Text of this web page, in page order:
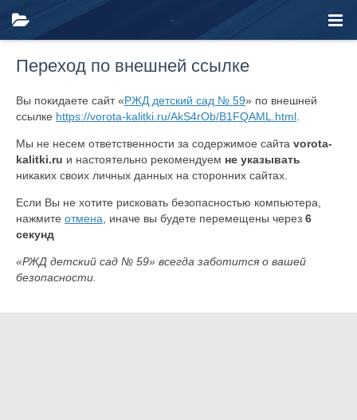
Переход по внешней ссылке
Вы покидаете сайт «РЖД детский сад № 59» по внешней
ссылке https://vorota-kalitki.ru/AkS4rOb/B1FQAML.html
Мы не несем ответственности за содержимое сайта vorota-
kalitki.ru и настоятельно рекомендуем не указывать
никаких своих личных данных на сторонних сайтах.
Если Вы не хотите рисковать безопасностью компьютера,
нажмите отмена , иначе вы будете перемещены через 6
секунд
«РЖД детский сад № 59» всегда заботится о вашей
безопасности.